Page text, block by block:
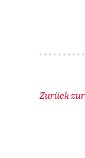
Zurück